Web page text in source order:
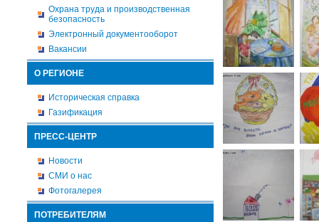
Охрана труда и производственная
безопасность
Электронный документооборот
Вакансии
О РЕГИОНЕ
Историческая справка
Газификация
ПРЕСС-ЦЕНТР
Новости
СМИ о нас
Фотогалерея
ПОТРЕБИТЕЛЯМ